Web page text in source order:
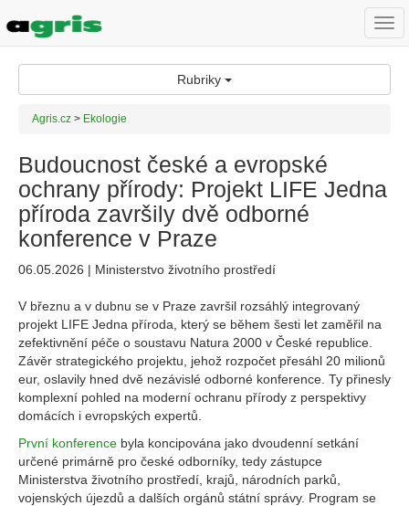
Rubriky
Agris.cz > Ekologie
Budoucnost české a evropské
ochrany přírody: Projekt LIFE Jedna
příroda završily dvě odborné
konference v Praze
06.05.2026 | Ministerstvo životního prostředí
V březnu a v dubnu se v Praze završil rozsáhlý integrovaný
projekt LIFE Jedna příroda, který se během šesti let zaměřil na
zefektivnění péče o soustavu Natura 2000 v České republice.
Závěr strategického projektu, jehož rozpočet přesáhl 20 milionů
eur, oslavily hned dvě nezávislé odborné konference. Ty přinesly
komplexní pohled na moderní ochranu přírody z perspektivy
domácích i evropských expertů.
První konference byla koncipována jako dvoudenní setkání
určené primárně pro české odborníky, tedy zástupce
Ministerstva životního prostředí, krajů, národních parků,
vojenských újezdů a dalších orgánů státní správy. Program se